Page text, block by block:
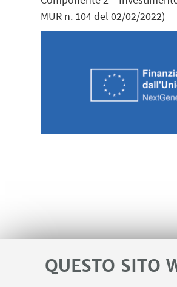
QUESTO SITO
MUR n. 104 del 02/02/2022)